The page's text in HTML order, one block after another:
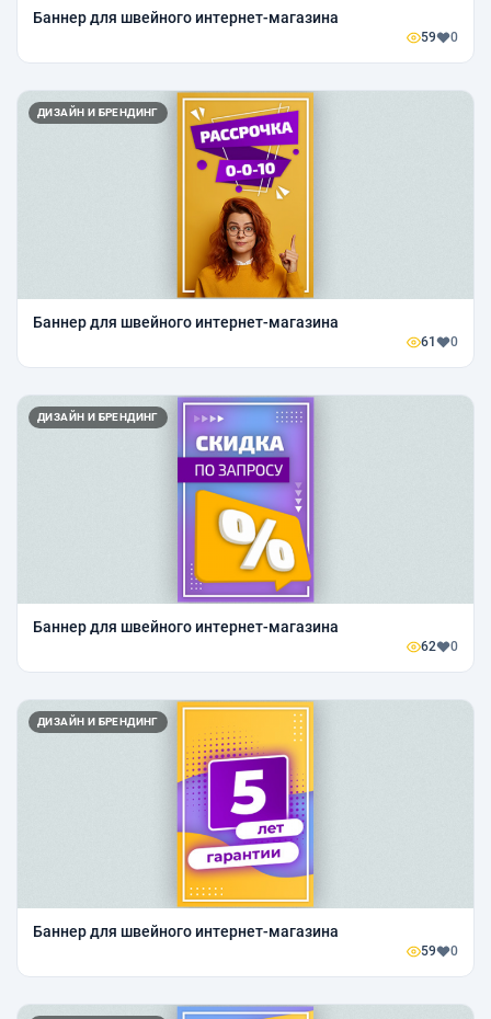
Баннер для швейного интернет-магазина
59 0
ДИЗАЙН И БРЕНДИНГ
Баннер для швейного интернет-магазина
61 0
ДИЗАЙН И БРЕНДИНГ
Баннер для швейного интернет-магазина
62 0
ДИЗАЙН И БРЕНДИНГ
Баннер для швейного интернет-магазина
59 0